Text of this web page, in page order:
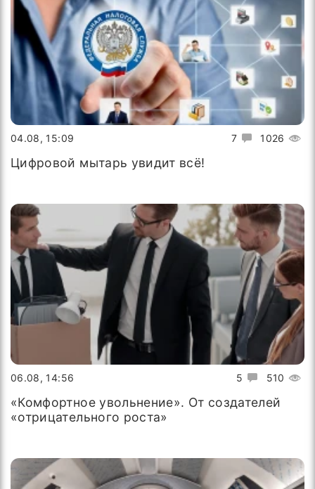
7 1026
04.08, 15:09
Цифровой мытарь увидит всё!
5 510
06.08, 14:56
«Комфортное увольнение». От создателей
«отрицательного роста»